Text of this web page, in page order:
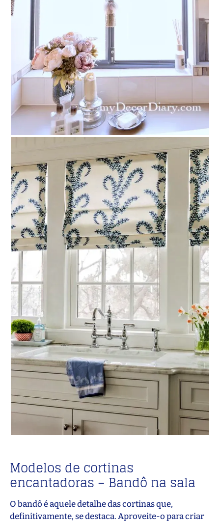
Modelos de cortinas
encantadoras – Bandô na sala
O bandô é aquele detalhe das cortinas que,
definitivamente, se destaca. Aproveite-o para criar